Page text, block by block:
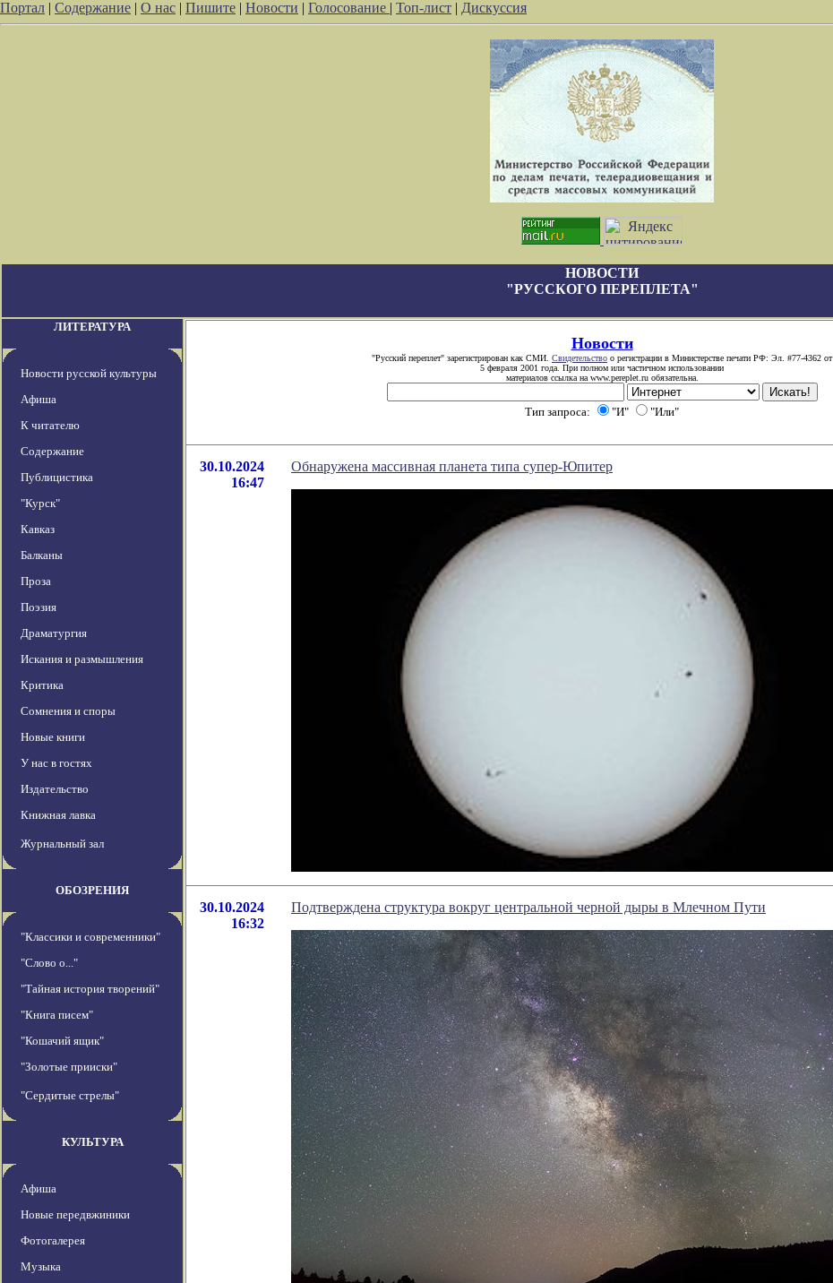
Портал | Содержание | О нас | Пишите | Новости | Голосование | Топ-лист | Дискуссия
НОВОСТИ
"РУССКОГО ПЕРЕПЛЕТА"
ЛИТЕРАТУРА
Новости русской культуры
Афиша
К читателю
Содержание
Публицистика
"Курск"
Кавказ
Балканы
Проза
Поэзия
Драматургия
Искания и размышления
Критика
Сомнения и споры
Новые книги
У нас в гостях
Издательство
Книжная лавка
Журнальный зал
ОБОЗРЕНИЯ
"Классики и современники"
"Слово о..."
"Тайная история творений"
"Книга писем"
"Кошачий ящик"
"Золотые прииски"
"Сердитые стрелы"
КУЛЬТУРА
Афиша
Новые передвжиники
Фотогалерея
Музыка
Новости
"Русский переплет" зарегистрирован как СМИ. Свидетельство о регистрации в Министерстве печати РФ: Эл. #77-4362 от
5 февраля 2001 года. При полном или частичном использовании
материалов ссылка на www.pereplet.ru обязательна.
Тип запроса: "И" "Или"
30.10.2024
16:47
Обнаружена массивная планета типа супер-Юпитер
30.10.2024
16:32
Подтверждена структура вокруг центральной черной дыры в Млечном Пути